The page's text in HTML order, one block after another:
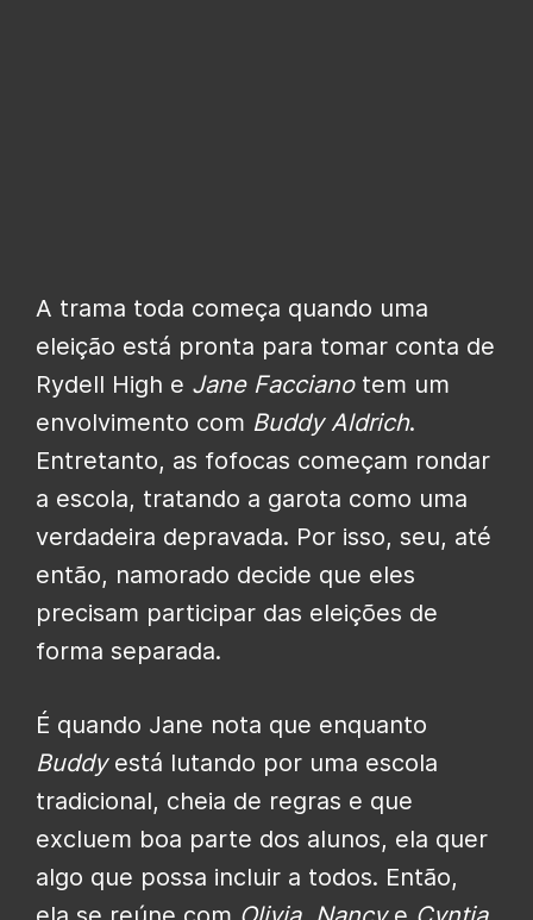
A trama toda começa quando uma
eleição está pronta para tomar conta de
Rydell High e Jane Faccianotem um
envolvimento com Buddy Aldrich.
Entretanto, as fofocas começam rondar
a escola, tratando a garota como uma
verdadeira depravada. Por isso, seu, até
então, namorado decide que eles
precisam participar das eleições de
forma separada.
É quando Jane nota que enquanto
Buddyestá lutando por uma escola
tradicional, cheia de regras e que
excluem boa parte dos alunos, ela quer
algo que possa incluir a todos. Então,